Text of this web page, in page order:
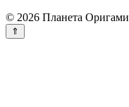
© 2026 Планета Оригами